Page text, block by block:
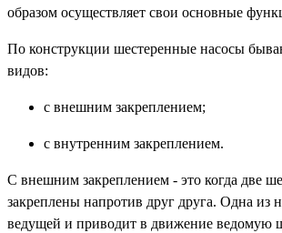
образом осуществляет свои основные
По конструкции шестеренные насосы
видов:
с внешним закреплением;
с внутренним закреплением.
С внешним закреплением - это когда две
закреплены напротив друг друга. Одна из
ведущей и приводит в движение ведомую